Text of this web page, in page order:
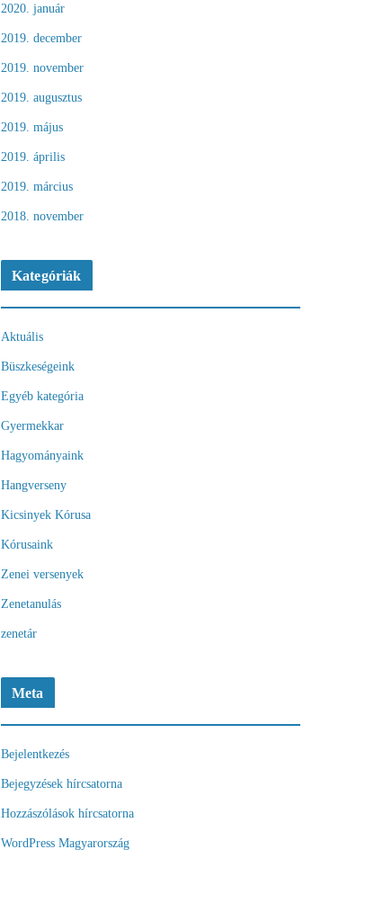
2020. január
2019. december
2019. november
2019. augusztus
2019. május
2019. április
2019. március
2018. november
Kategóriák
Aktuális
Büszkeségeink
Egyéb kategória
Gyermekkar
Hagyományaink
Hangverseny
Kicsinyek Kórusa
Kórusaink
Zenei versenyek
Zenetanulás
zenetár
Meta
Bejelentkezés
Bejegyzések hírcsatorna
Hozzászólások hírcsatorna
WordPress Magyarország